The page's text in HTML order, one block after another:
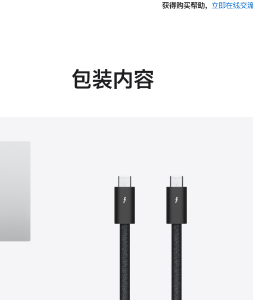
斜
获得购买帮助， 立即在线交
包装内容